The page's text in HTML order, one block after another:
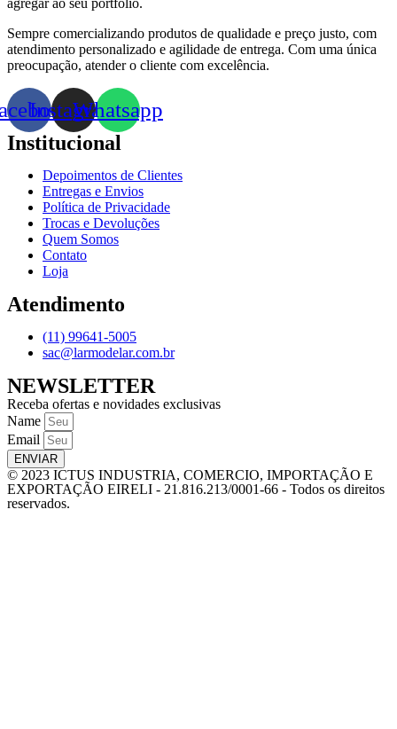
Sempre comercializando produtos de qualidade e preço justo, com
atendimento personalizado e agilidade de entrega. Com uma única
preocupação, atender o cliente com excelência.
InstagramWhatsapp
Institucional
Depoimentos de Clientes
Entregas e Envios
Política de Privacidade
Trocas e Devoluções
Quem Somos
Contato
Loja
Atendimento
(11) 99641-5005
sac@larmodelar.com.br
NEWSLETTER
Receba ofertas e novidades exclusivas
Name
Email
ENVIAR
© 2023 ICTUS INDUSTRIA, COMERCIO, IMPORTAÇÃO E
EXPORTAÇÃO EIRELI - 21.816.213/0001-66 - Todos os direitos
reservados.